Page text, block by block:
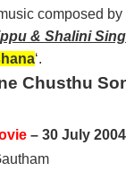
composed by
& Shalini
‘.
Chusthu
– 30 July 2004